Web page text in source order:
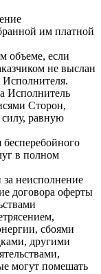
им платной
объеме, если
не выслан
Исполнителя.
Исполнитель
Сторон,
равную
в полном
за неисполнение
договора оферты
сбоями
другими
могут помешать